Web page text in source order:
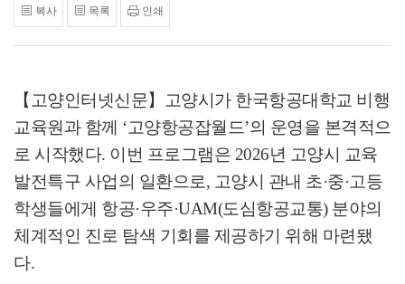
복사 목록 인쇄
【고양인터넷신문】
고양시가 한국항공대학교 비행
교육원과 함께 ‘고양항공잡월드’의 운영을 본격적으
로 시작했다. 이번 프로그램은 2026년 고양시 교육
발전특구 사업의 일환으로, 고양시 관내 초·중·고등
학생들에게 항공·우주·UAM(도심항공교통) 분야의
체계적인 진로 탐색 기회를 제공하기 위해 마련됐
다.